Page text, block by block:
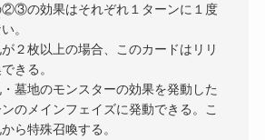
②③の効果はそれぞれ１ターンに１度
。
２枚以上の場合、このカードはリリ
きる。
墓地のモンスターの効果を発動した
のメインフェイズに発動できる。こ
ら特殊召喚する。